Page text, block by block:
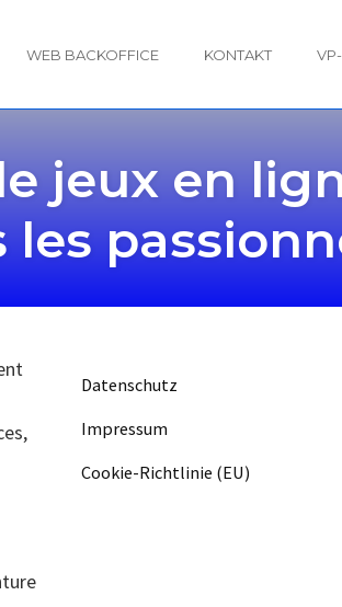
WEB BACKOFFICE KONTAKT
jeux en
Datenschutz
Impressum
Cookie-Richtlinie (EU)